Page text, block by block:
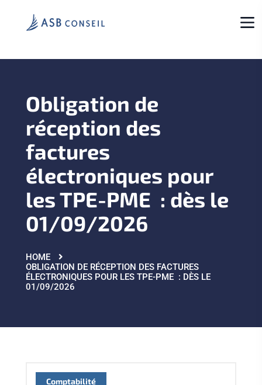
Obligation de
réception des
factures
électroniques pour
les TPE-PME : dès le
01/09/2026
HOME
OBLIGATION DE RÉCEPTION DES FACTURES
ÉLECTRONIQUES POUR LES TPE-PME : DÈS LE
01/09/2026
Comptabilité